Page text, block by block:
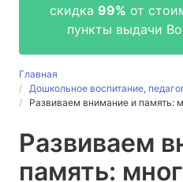
скидка 99% от
пункты выдачи
Главная
Дошкольное воспитание,
Развиваем внимание и память:
Развиваем
память: